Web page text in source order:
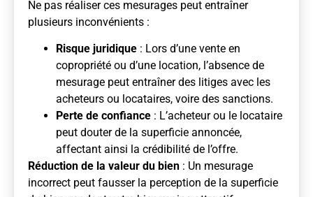
Ne pas réaliser ces mesurages peut entraîner
plusieurs inconvénients :
Risque juridique : Lors d’une vente en
copropriété ou d’une location, l’absence de
mesurage peut entraîner des litiges avec les
acheteurs ou locataires, voire des sanctions.
Perte de confiance : L’acheteur ou le locataire
peut douter de la superficie annoncée,
affectant ainsi la crédibilité de l’offre.
Réduction de la valeur du bien : Un mesurage
incorrect peut fausser la perception de la superficie